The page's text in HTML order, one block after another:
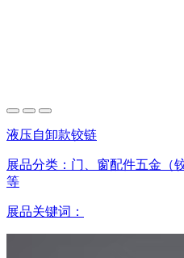
液压自卸款铰链
展品分类： 门、窗配件五金（
等
展品关键词：